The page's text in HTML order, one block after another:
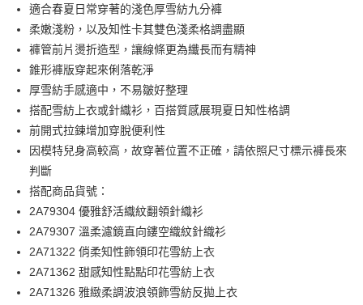
上海商業儲蓄銀行
台北富邦商業銀行
國泰世華商業銀行
兆豐國際商業銀行
臺灣中小企業銀行
台中商業銀行
匯豐（台灣）商業銀行
聯邦商業銀行
元大商業銀行
玉山商業銀行
星展（台灣）商業銀行
台新國際商業銀行
台灣樂天信用卡公司
Apple Pay
街口支付
AFTEE先享後付
相關說明
【關於「AFTEE先享後付」】
AFTEE先享後付是「在收到商品之後才付款」的支付方式。 讓您購物簡單
便利好安心！
１．簡單：不需註冊會員、不需綁卡、不需儲值。
２．便利：只要手機號碼，簡訊認證，即可結帳。
【「AFTEE先享後付」結帳流程】
１．於結帳方式選擇「AFTEE先享後付」後，將跳轉至「AFTEE先享後付」
結帳頁面，進行簡訊認證並確認金額後，即可完成結帳。
２．訂單成立數日內，您將收到繳費通知簡訊。
３．收到繳費通知簡訊後14天內，點擊此簡訊中的連結，可透過四大超商／
ATM／網路銀行／等多元方式進行付款，方視為交易完成。
※ 請注意：結帳手續完成當下不需立刻繳費，但若您需要取消訂單，請聯絡
付款後全家FamilyMart取貨
每筆NT$90，滿NT$3,600(含以上)免運費
付款後7-11取貨
每筆NT$90，滿NT$3,600(含以上)免運費
黑貓宅配
適合春夏日常穿著的淺色厚雪紡九分褲
柔嫩淺粉，以及知性卡其雙色淺柔格調盡顯
褲管前片燙折造型，讓線條更為纖長而有精神
錐形褲版穿起來俐落乾淨
厚雪紡手感適中，不易皺好整理
搭配雪紡上衣或針織衫，百搭質感展現夏日知性格調
前開式拉鍊增加穿脫便利性
因模特兒身高較高，故穿著位置不正確，請依照尺寸標示褲長來
判斷
搭配商品貨號：
2A79304 優雅舒活織紋翻領針織衫
2A79307 溫柔濾鏡直向鏤空織紋針織衫
2A71322 俏柔知性飾領印花雪紡上衣
2A71362 甜感知性點點印花雪紡上衣
2A71326 雅緻柔調波浪領飾雪紡反拋上衣